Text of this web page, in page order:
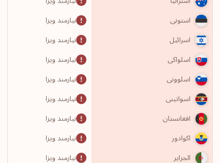
استونی
نیازمند ویزا
اسرائیل
نیازمند ویزا
اسلواکی
نیازمند ویزا
اسلوونی
نیازمند ویزا
اسواتینی
نیازمند ویزا
افغانستان
نیازمند ویزا
اکوادور
نیازمند ویزا
الجزایر
نیازمند ویزا